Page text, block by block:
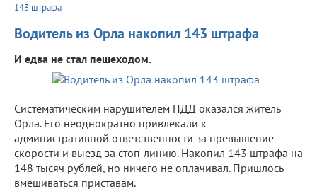
143 штрафа
Водитель из Орла накопил 143 штрафа
И едва не стал пешеходом.
Систематическим нарушителем ПДД оказался житель
Орла. Его неоднократно привлекали к
административной ответственности за превышение
скорости и выезд за стоп-линию. Накопил 143 штрафа на
148 тысяч рублей, но ничего не оплачивал. Пришлось
вмешиваться приставам.